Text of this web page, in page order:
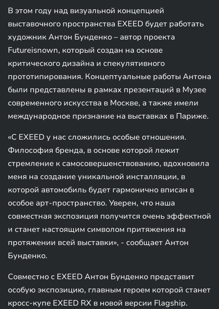
В этом году над визуальной концепцией
выставочного пространства EXEED будет работать
художник Антон Бунденко – автор проекта
Futureisnown, который создан на основе
критического дизайна и спекулятивного
прототипирования. Концептуальные работы Антона
были представлены в рамках презентаций в Музее
современного искусства в Москве, а также имели
международное признание на выставках в Париже.
«С EXEED у нас сложились особые отношения.
Философия бренда, в основе которой лежит
стремление к самосовершенствованию, вдохновила
меня на создание уникальной инсталляции, в
которой автомобиль будет гармонично вписан в
особое арт-пространство. Уверен, что наша
совместная экспозиция получится очень эффектной
и станет настоящим символом притяжения на
протяжении всей выставки», - сообщает Антон
Бунденко.
Совместно с EXEED Антон Бунденко представит
особую экспозицию, главным героем которой станет
кросс-купе EXEED RX в новой версии Flagship.